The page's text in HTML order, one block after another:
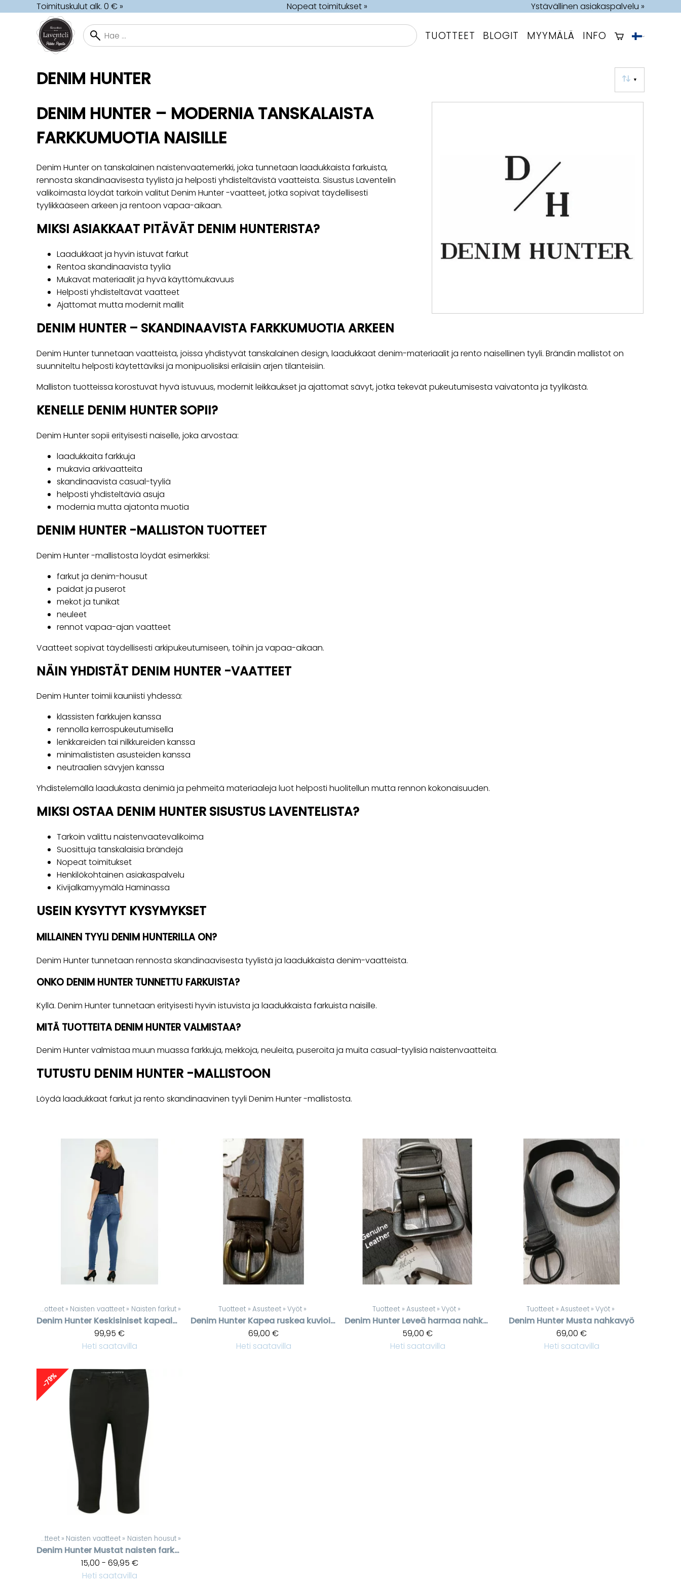
Toimituskulut alk. 0 € » Nopeat toimitukset » Ystävällinen asiakaspalvelu »
TUOTTEET BLOGIT MYYMÄLÄ INFO
▼
DENIM HUNTER
DENIM HUNTER – MODERNIA TANSKALAISTA
FARKKUMUOTIA NAISILLE
Denim Hunter on tanskalainen naistenvaatemerkki, joka tunnetaan laadukkaista farkuista,
rennosta skandinaavisesta tyylistä ja helposti yhdisteltävistä vaatteista. Sisustus Laventelin
valikoimasta löydät tarkoin valitut Denim Hunter -vaatteet, jotka sopivat täydellisesti
tyylikkääseen arkeen ja rentoon vapaa-aikaan.
MIKSI ASIAKKAAT PITÄVÄT DENIM HUNTERISTA?
Laadukkaat ja hyvin istuvat farkut
Rentoa skandinaavista tyyliä
Mukavat materiaalit ja hyvä käyttömukavuus
Helposti yhdisteltävät vaatteet
Ajattomat mutta modernit mallit
DENIM HUNTER – SKANDINAAVISTA FARKKUMUOTIA ARKEEN
Denim Hunter tunnetaan vaatteista, joissa yhdistyvät tanskalainen design, laadukkaat denim-materiaalit ja rento naisellinen tyyli. Brändin mallistot on
suunniteltu helposti käytettäviksi ja monipuolisiksi erilaisiin arjen tilanteisiin.
Malliston tuotteissa korostuvat hyvä istuvuus, modernit leikkaukset ja ajattomat sävyt, jotka tekevät pukeutumisesta vaivatonta ja tyylikästä.
KENELLE DENIM HUNTER SOPII?
Denim Hunter sopii erityisesti naiselle, joka arvostaa:
laadukkaita farkkuja
mukavia arkivaatteita
skandinaavista casual-tyyliä
helposti yhdisteltäviä asuja
modernia mutta ajatonta muotia
DENIM HUNTER -MALLISTON TUOTTEET
Denim Hunter -mallistosta löydät esimerkiksi:
farkut ja denim-housut
paidat ja puserot
mekot ja tunikat
neuleet
rennot vapaa-ajan vaatteet
Vaatteet sopivat täydellisesti arkipukeutumiseen, töihin ja vapaa-aikaan.
NÄIN YHDISTÄT DENIM HUNTER -VAATTEET
Denim Hunter toimii kauniisti yhdessä:
klassisten farkkujen kanssa
rennolla kerrospukeutumisella
lenkkareiden tai nilkkureiden kanssa
minimalististen asusteiden kanssa
neutraalien sävyjen kanssa
Yhdistelemällä laadukasta denimiä ja pehmeitä materiaaleja luot helposti huolitellun mutta rennon kokonaisuuden.
MIKSI OSTAA DENIM HUNTER SISUSTUS LAVENTELISTA?
Tarkoin valittu naistenvaatevalikoima
Suosittuja tanskalaisia brändejä
Nopeat toimitukset
Henkilökohtainen asiakaspalvelu
Kivijalkamyymälä Haminassa
USEIN KYSYTYT KYSYMYKSET
MILLAINEN TYYLI DENIM HUNTERILLA ON?
Denim Hunter tunnetaan rennosta skandinaavisesta tyylistä ja laadukkaista denim-vaatteista.
ONKO DENIM HUNTER TUNNETTU FARKUISTA?
Kyllä. Denim Hunter tunnetaan erityisesti hyvin istuvista ja laadukkaista farkuista naisille.
MITÄ TUOTTEITA DENIM HUNTER VALMISTAA?
Denim Hunter valmistaa muun muassa farkkuja, mekkoja, neuleita, puseroita ja muita casual-tyylisiä naistenvaatteita.
TUTUSTU DENIM HUNTER -MALLISTOON
Löydä laadukkaat farkut ja rento skandinaavinen tyyli Denim Hunter -mallistosta.
Tuotteet ‪» Naisten vaatteet ‪» Naisten farkut ‪»
Denim Hunter
Keskisiniset kapealahkeiset naisten farkut
99,95 €
Heti saatavilla
Tuotteet ‪» Asusteet ‪» Vyöt ‪»
Denim Hunter
Kapea ruskea kuvioitu nahkavyö
69,00 €
Heti saatavilla
Tuotteet ‪» Asusteet ‪» Vyöt ‪»
Denim Hunter
Leveä harmaa nahkavyö
59,00 €
Heti saatavilla
Tuotteet ‪» Asusteet ‪» Vyöt ‪»
Denim Hunter Musta nahkavyö
69,00 €
Heti saatavilla
-79%
Tuotteet ‪» Naisten vaatteet ‪» Naisten housut ‪»
Denim Hunter
Mustat naisten farkkukaprit
15,00 - 69,95 €
Heti saatavilla